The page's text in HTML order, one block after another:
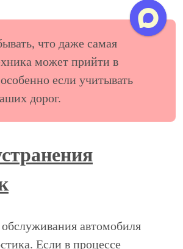
что даже самая
может прийти в
если учитывать
дорог.
автомобиля
Если в процессе